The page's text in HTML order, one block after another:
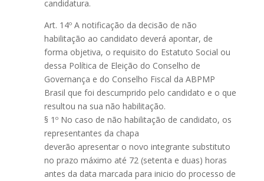
candidatura.
Art. 14º A notificação da decisão de não
habilitação ao candidato deverá apontar, de
forma objetiva, o requisito do Estatuto Social ou
dessa Política de Eleição do Conselho de
Governança e do Conselho Fiscal da ABPMP
Brasil que foi descumprido pelo candidato e o que
resultou na sua não habilitação.
§ 1º No caso de não habilitação de candidato, os
representantes da chapa
deverão apresentar o novo integrante substituto
no prazo máximo até 72 (setenta e duas) horas
antes da data marcada para inicio do processo de